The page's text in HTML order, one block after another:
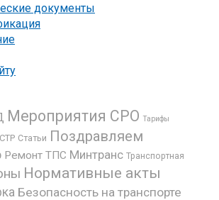
документы
Мероприятия СРО Тарифы
СТР Статьи Поздравляем
Ремонт ТПС Минтранс Транспортная
Нормативные акты
Безопасность на транспорте